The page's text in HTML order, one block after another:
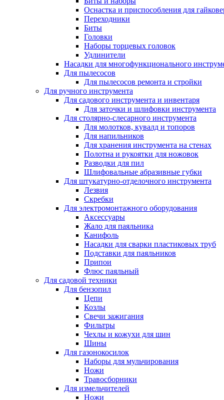
Оснастка и приспособления для
Переходники
Биты
Головки
Наборы торцевых головок
Удлинители
Насадки для многофункционального
Для пылесосов
Для пылесосов ремонта и стройки
Для ручного инструмента
Для садового инструмента и инвентаря
Для заточки и шлифовки инструмента
Для столярно-слесарного инструмента
Для молотков, кувалд и топоров
Для напильников
Для хранения инструмента на стенах
Полотна и рукоятки для ножовок
Разводки для пил
Шлифовальные абразивные губки
Для штукатурно-отделочного инструмента
Лезвия
Скребки
Для электромонтажного оборудования
Аксессуары
Жало для паяльника
Канифоль
Насадки для сварки пластиковых труб
Подставки для паяльников
Припои
Флюс паяльный
Для садовой техники
Для бензопил
Цепи
Козлы
Свечи зажигания
Фильтры
Чехлы и кожухи для шин
Шины
Для газонокосилок
Наборы для мульчирования
Ножи
Травосборники
Для измельчителей
Ножи